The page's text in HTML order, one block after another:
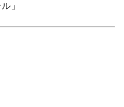
」